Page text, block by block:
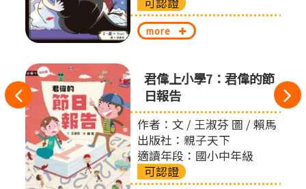
往
左
切
換
more
君偉上小學7：君偉的節
日報告
作者：文 / 王淑芬 圖 / 賴馬
出版社：親子天下
適讀年段：國小中年級
可認證